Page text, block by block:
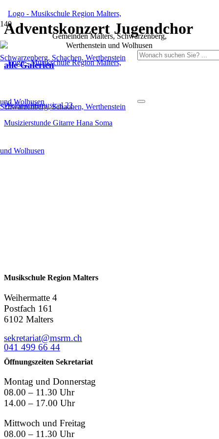
Gemeinden Malters, Schwarzenberg,
Werthenstein und Wolhusen
Adventskonzert Jugendchor
alle Galerien
Weihnachtsmusical 22
Musizierstunde Gitarre Hana Soma
Musikschule Region Malters
Weihermatte 4
Postfach 161
6102 Malters
sekretariat@msrm.ch
041 499 66 44
Öffnungszeiten Sekretariat
Montag und Donnerstag
08.00 – 11.30 Uhr
14.00 – 17.00 Uhr
Mittwoch und Freitag
08.00 – 11.30 Uhr